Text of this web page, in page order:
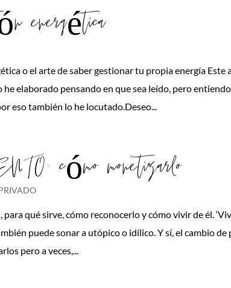
energética
o el arte de saber gestionar tu propia energía Este
he elaborado pensando en que sea leído, pero
eso también lo he locutado.Deseo...
cómo monetizarlo
para qué sirve, cómo reconocerlo y cómo vivir de él.
puede sonar a utópico o idílico. Y sí, el cambio
pero a veces,...